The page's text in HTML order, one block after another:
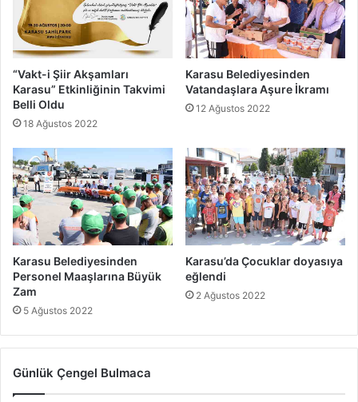
“Vakt-i Şiir Akşamları
Karasu” Etkinliğinin Takvimi
Belli Oldu
18 Ağustos 2022
Karasu Belediyesinden
Vatandaşlara Aşure İkramı
12 Ağustos 2022
Karasu Belediyesinden
Personel Maaşlarına Büyük
Zam
5 Ağustos 2022
Karasu’da Çocuklar doyasıya
eğlendi
2 Ağustos 2022
Günlük Çengel Bulmaca